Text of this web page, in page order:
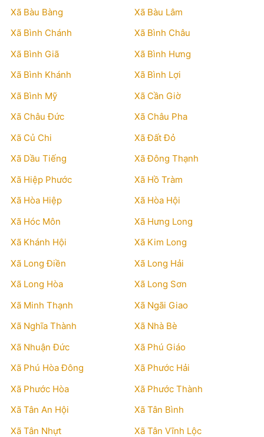
Xã Bàu Bàng
Xã Bàu Lâm
Xã Bình Chánh
Xã Bình Châu
Xã Bình Giã
Xã Bình Hưng
Xã Bình Khánh
Xã Bình Lợi
Xã Bình Mỹ
Xã Cần Giờ
Xã Châu Đức
Xã Châu Pha
Xã Củ Chi
Xã Đất Đỏ
Xã Dầu Tiếng
Xã Đông Thạnh
Xã Hiệp Phước
Xã Hồ Tràm
Xã Hòa Hiệp
Xã Hòa Hội
Xã Hóc Môn
Xã Hưng Long
Xã Khánh Hội
Xã Kim Long
Xã Long Điền
Xã Long Hải
Xã Long Hòa
Xã Long Sơn
Xã Minh Thạnh
Xã Ngãi Giao
Xã Nghĩa Thành
Xã Nhà Bè
Xã Nhuận Đức
Xã Phú Giáo
Xã Phú Hòa Đông
Xã Phước Hải
Xã Phước Hòa
Xã Phước Thành
Xã Tân An Hội
Xã Tân Bình
Xã Tân Nhựt
Xã Tân Vĩnh Lộc